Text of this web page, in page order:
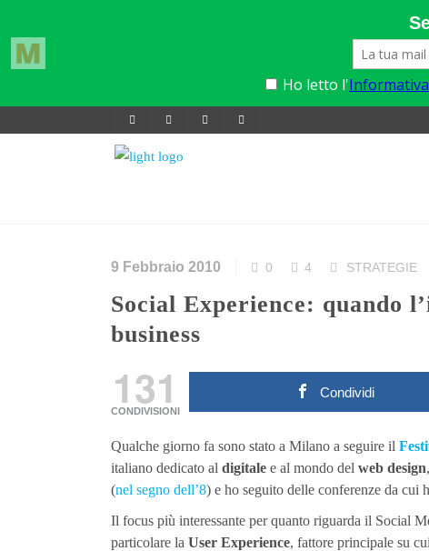
9 Febbraio 2010 0 4 STRATEGIE
Social Experience: quando l’interazione digitale è fonte di
business
131
CONDIVISIONI
Condividi
Qualche giorno fa sono stato a Milano a seguire il
italiano dedicato al digitale e al mondo del web design
(nel segno dell’8) e ho seguito delle conferenze da cui
Il focus più interessante per quanto riguarda il Social
particolare la User Experience, fattore principale su